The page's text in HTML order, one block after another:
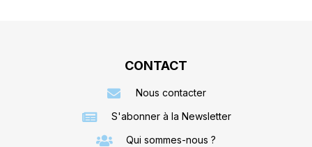
CONTACT
Nous contacter
S'abonner à la Newsletter
Qui sommes-nous ?